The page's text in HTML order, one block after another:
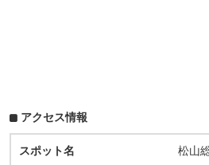
アクセス情報
スポット名 松山